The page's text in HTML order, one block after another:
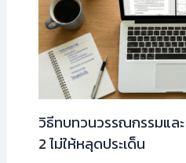
วิธีทบทวนวรรณกรรมแล
2 ไม่ให้หลุดประเด็น